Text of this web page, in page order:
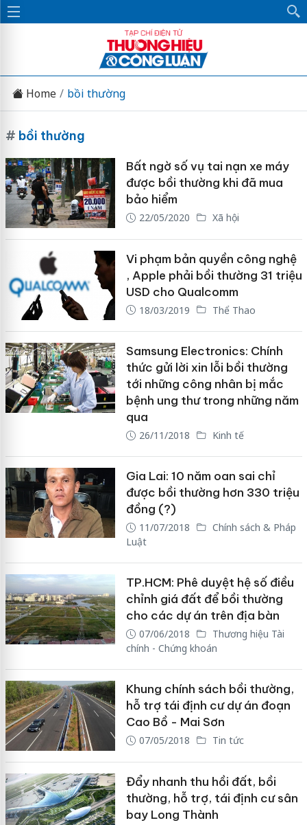
Home bồi thường
# bồi thường
Bất ngờ số vụ tai nạn xe máy
được bồi thường khi đã mua
bảo hiểm
22/05/2020 Xã hội
Vi phạm bản quyền công nghệ
, Apple phải bồi thường 31 triệu
USD cho Qualcomm
18/03/2019 Thể Thao
Samsung Electronics: Chính
thức gửi lời xin lỗi bồi thường
tới những công nhân bị mắc
bệnh ung thư trong những năm
qua
26/11/2018 Kinh tế
Gia Lai: 10 năm oan sai chỉ
được bồi thường hơn 330 triệu
đồng (?)
11/07/2018
Chính sách & Pháp
Luật
TP.HCM: Phê duyệt hệ số điều
chỉnh giá đất để bồi thường
cho các dự án trên địa bàn
07/06/2018
Thương hiệu Tài
chính - Chứng khoán
Khung chính sách bồi thường,
hỗ trợ tái định cư dự án đoạn
Cao Bồ - Mai Sơn
07/05/2018 Tin tức
Đẩy nhanh thu hồi đất, bồi
thường, hỗ trợ, tái định cư sân
bay Long Thành